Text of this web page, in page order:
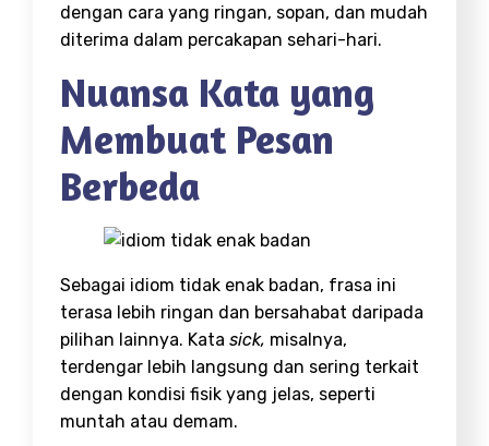
dengan cara yang ringan, sopan, dan mudah
diterima dalam percakapan sehari-hari.
Nuansa Kata yang
Membuat Pesan
Berbeda
Sebagai idiom tidak enak badan, frasa ini
terasa lebih ringan dan bersahabat daripada
pilihan lainnya. Kata sick, misalnya,
terdengar lebih langsung dan sering terkait
dengan kondisi fisik yang jelas, seperti
muntah atau demam.